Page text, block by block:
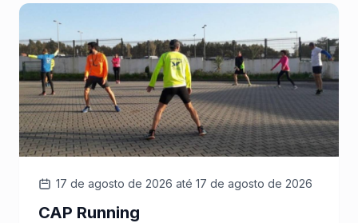
17 de agosto de 2026 até 17 de agosto de 2026
CAP Running